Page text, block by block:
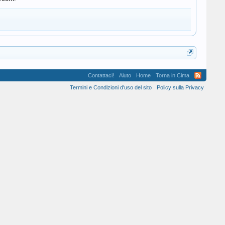
Contattaci! Aiuto Home
Torna in Cima
Termini e Condizioni d'uso del sito
Policy sulla Privacy